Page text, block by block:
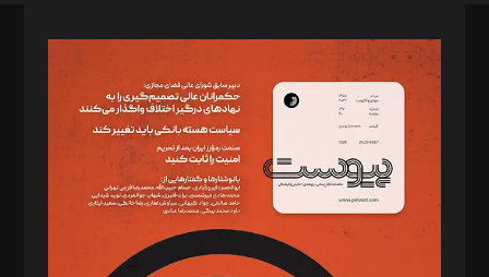
مدیر مسئول: محمدباقر اثنی‌عشری
سردبیر: مهرک محمودی
دبیر تحریریه: میثم قاسمی
د‌بیر ناداستان: سمانه سمیع
د‌بیر خدمت و تجارت: ابوالفضل رجبی
د‌بیر حقوق فناوری: حسام‌الدین ایپکچی
د‌بیر پیوست جهان: مینا پاکدل
د‌بیر تحریریه آنلاین: بابک نقاش